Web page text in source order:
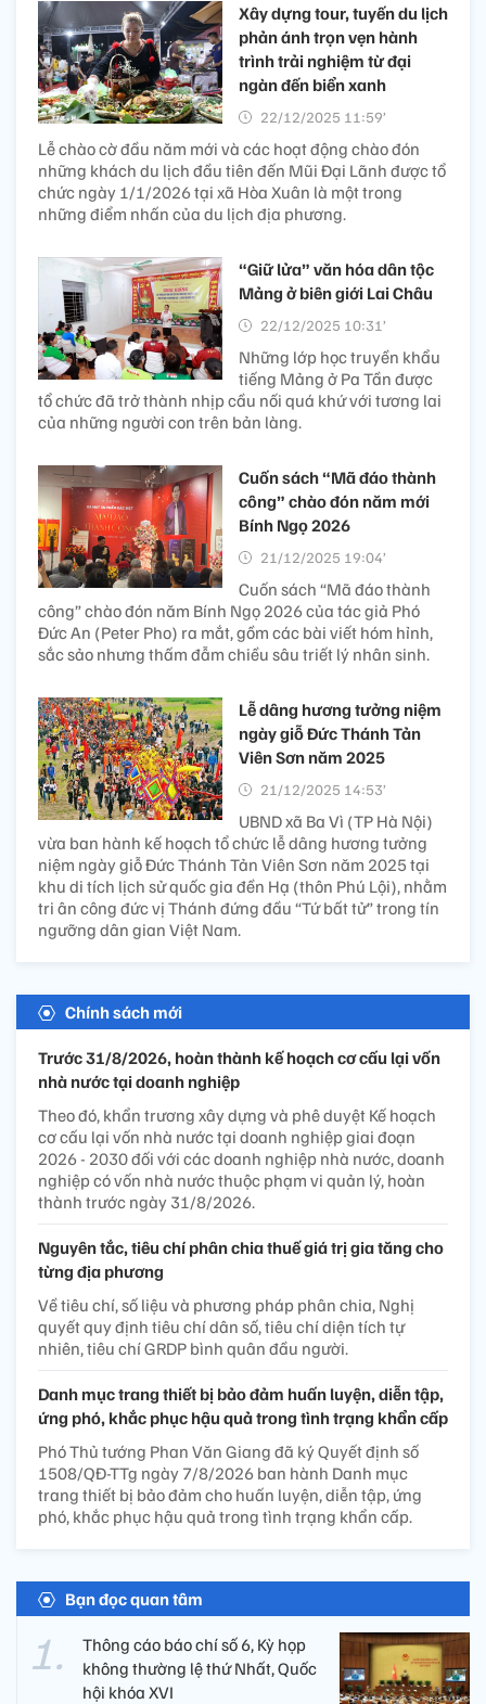
Xây dựng tour, tuyến du lịch
phản ánh trọn vẹn hành
trình trải nghiệm từ đại
ngàn đến biển xanh
22/12/2025 11:59’
Lễ chào cờ đầu năm mới và các hoạt động chào đón
những khách du lịch đầu tiên đến Mũi Đại Lãnh được tổ
chức ngày 1/1/2026 tại xã Hòa Xuân là một trong
những điểm nhấn của du lịch địa phương.
“Giữ lửa” văn hóa dân tộc
Mảng ở biên giới Lai Châu
22/12/2025 10:31’
Những lớp học truyền khẩu
tiếng Mảng ở Pa Tần được
tổ chức đã trở thành nhịp cầu nối quá khứ với tương lai
của những người con trên bản làng.
Cuốn sách “Mã đáo thành
công” chào đón năm mới
Bính Ngọ 2026
21/12/2025 19:04’
Cuốn sách “Mã đáo thành
công” chào đón năm Bính Ngọ 2026 của tác giả Phó
Đức An (Peter Pho) ra mắt, gồm các bài viết hóm hỉnh,
sắc sảo nhưng thấm đẫm chiều sâu triết lý nhân sinh.
Lễ dâng hương tưởng niệm
ngày giỗ Đức Thánh Tản
Viên Sơn năm 2025
21/12/2025 14:53’
UBND xã Ba Vì (TP Hà Nội)
vừa ban hành kế hoạch tổ chức lễ dâng hương tưởng
niệm ngày giỗ Đức Thánh Tản Viên Sơn năm 2025 tại
khu di tích lịch sử quốc gia đền Hạ (thôn Phú Lội), nhằm
tri ân công đức vị Thánh đứng đầu “Tứ bất tử” trong tín
ngưỡng dân gian Việt Nam.
Chính sách mới
Trước 31/8/2026, hoàn thành kế hoạch cơ cấu lại vốn
nhà nước tại doanh nghiệp
Theo đó, khẩn trương xây dựng và phê duyệt Kế hoạch
cơ cấu lại vốn nhà nước tại doanh nghiệp giai đoạn
2026 - 2030 đối với các doanh nghiệp nhà nước, doanh
nghiệp có vốn nhà nước thuộc phạm vi quản lý, hoàn
thành trước ngày 31/8/2026.
Nguyên tắc, tiêu chí phân chia thuế giá trị gia tăng cho
từng địa phương
Về tiêu chí, số liệu và phương pháp phân chia, Nghị
quyết quy định tiêu chí dân số, tiêu chí diện tích tự
nhiên, tiêu chí GRDP bình quân đầu người.
Danh mục trang thiết bị bảo đảm huấn luyện, diễn tập,
ứng phó, khắc phục hậu quả trong tình trạng khẩn cấp
Phó Thủ tướng Phan Văn Giang đã ký Quyết định số
1508/QĐ-TTg ngày 7/8/2026 ban hành Danh mục
trang thiết bị bảo đảm cho huấn luyện, diễn tập, ứng
phó, khắc phục hậu quả trong tình trạng khẩn cấp.
Bạn đọc quan tâm
Thông cáo báo chí số 6, Kỳ họp
không thường lệ thứ Nhất, Quốc
hội khóa XVI